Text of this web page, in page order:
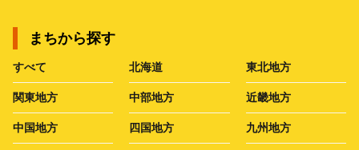
まちから探す
すべて 北海道 東北地方
関東地方 中部地方 近畿地方
中国地方 四国地方 九州地方